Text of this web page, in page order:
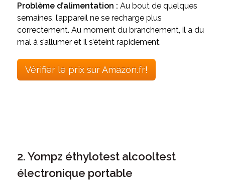
Problème d’alimentation : Au bout de quelques
semaines, l’appareil ne se recharge plus
correctement. Au moment du branchement, il a du
mal à s’allumer et il s’éteint rapidement.
Vérifier le prix sur Amazon.fr!
2. Yompz éthylotest alcooltest
électronique portable